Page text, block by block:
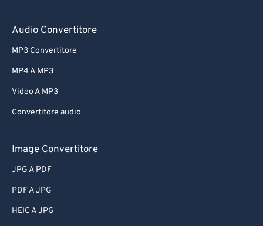
Audio Convertitore
MP3 Convertitore
MP4 A MP3
Video A MP3
Convertitore audio
Image Convertitore
JPG A PDF
PDF A JPG
HEIC A JPG